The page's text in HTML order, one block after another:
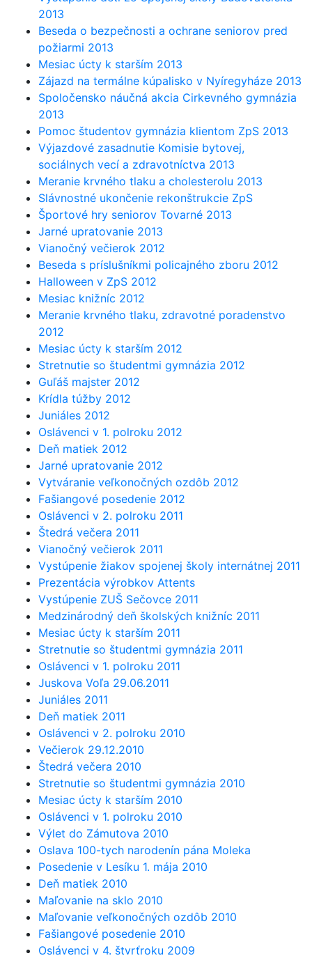
2013
Beseda o bezpečnosti a ochrane seniorov pred
požiarmi 2013
Mesiac úcty k starším 2013
Zájazd na termálne kúpalisko v Nyíregyháze 2013
Spoločensko náučná akcia Cirkevného gymnázia
2013
Pomoc študentov gymnázia klientom ZpS 2013
Výjazdové zasadnutie Komisie bytovej,
sociálnych vecí a zdravotníctva 2013
Meranie krvného tlaku a cholesterolu 2013
Slávnostné ukončenie rekonštrukcie ZpS
Športové hry seniorov Tovarné 2013
Jarné upratovanie 2013
Vianočný večierok 2012
Beseda s príslušníkmi policajného zboru 2012
Halloween v ZpS 2012
Mesiac knižníc 2012
Meranie krvného tlaku, zdravotné poradenstvo
2012
Mesiac úcty k starším 2012
Stretnutie so študentmi gymnázia 2012
Guľáš majster 2012
Krídla túžby 2012
Juniáles 2012
Oslávenci v 1. polroku 2012
Deň matiek 2012
Jarné upratovanie 2012
Vytváranie veľkonočných ozdôb 2012
Fašiangové posedenie 2012
Oslávenci v 2. polroku 2011
Štedrá večera 2011
Vianočný večierok 2011
Vystúpenie žiakov spojenej školy internátnej 2011
Prezentácia výrobkov Attents
Vystúpenie ZUŠ Sečovce 2011
Medzinárodný deň školských knižníc 2011
Mesiac úcty k starším 2011
Stretnutie so študentmi gymnázia 2011
Oslávenci v 1. polroku 2011
Juskova Voľa 29.06.2011
Juniáles 2011
Deň matiek 2011
Oslávenci v 2. polroku 2010
Večierok 29.12.2010
Štedrá večera 2010
Stretnutie so študentmi gymnázia 2010
Mesiac úcty k starším 2010
Oslávenci v 1. polroku 2010
Výlet do Zámutova 2010
Oslava 100-tych narodenín pána Moleka
Posedenie v Lesíku 1. mája 2010
Deň matiek 2010
Maľovanie na sklo 2010
Maľovanie veľkonočných ozdôb 2010
Fašiangové posedenie 2010
Oslávenci v 4. štvrťroku 2009